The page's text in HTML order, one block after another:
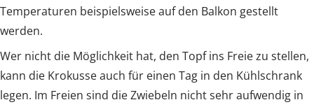
Temperaturen beispielsweise auf den Balkon gestellt
werden.
Wer nicht die Möglichkeit hat, den Topf ins Freie zu stellen,
kann die Krokusse auch für einen Tag in den Kühlschrank
legen. Im Freien sind die Zwiebeln nicht sehr aufwendig in